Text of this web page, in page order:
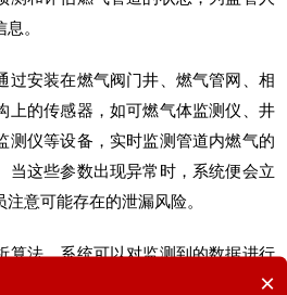
。
过安装在燃气阀门井、燃气管网、相
上的传感器，如可燃气体监测仪 、井
测仪等设备，实时监测管道内燃气的
当这些参数出现异常时，系统便会立
意可能存在的泄漏风险。
算法，系统可以对监测到的数据进行
设施情况，从而发现燃气管道可能存
×